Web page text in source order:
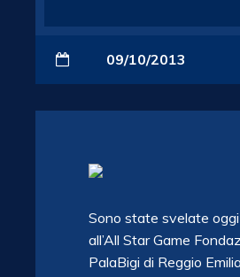
09/10/2013
Sono state svelate
all’All Star Game
PalaBigi di Reggio